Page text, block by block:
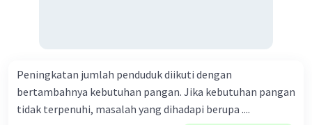
Peningkatan jumlah penduduk diikuti dengan
bertambahnya kebutuhan pangan. Jika kebutuhan pangan
tidak terpenuhi, masalah yang dihadapi berupa ....